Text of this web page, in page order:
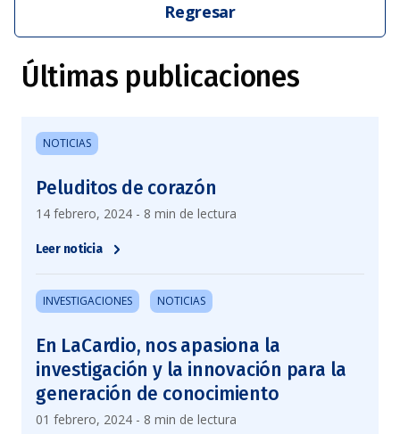
Regresar
Últimas publicaciones
NOTICIAS
Peluditos de corazón
14 febrero, 2024 - 8 min de lectura
Leer noticia
INVESTIGACIONES NOTICIAS
En LaCardio, nos apasiona la
investigación y la innovación para la
generación de conocimiento
01 febrero, 2024 - 8 min de lectura